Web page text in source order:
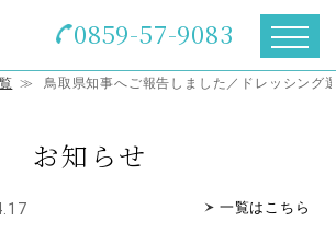
0859-57-9083
≫ 鳥取県知事へご報告しました／ドレッシング
お知らせ
一覧はこちら